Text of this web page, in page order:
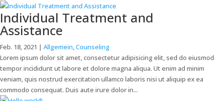
Individual Treatment and
Assistance
Feb. 18, 2021 | Allgemein,Counseling
Lorem ipsum dolor sit amet, consectetur adipisicing elit, sed do eiusmod
tempor incididunt ut labore et dolore magna aliqua. Ut enim ad minim
veniam, quis nostrud exercitation ullamco laboris nisi ut aliquip ex ea
commodo consequat. Duis aute irure dolor in...